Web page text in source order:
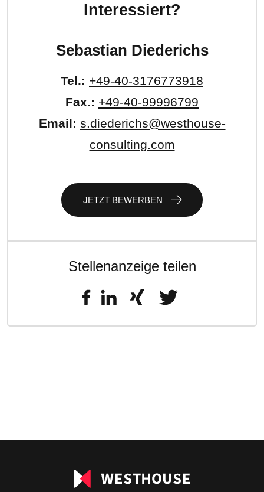
Interessiert?
Sebastian Diederichs
Tel.: +49-40-3176773918
Fax.: +49-40-99996799
Email: s.diederichs@westhouse-
consulting.com
JETZT BEWERBEN
Stellenanzeige teilen